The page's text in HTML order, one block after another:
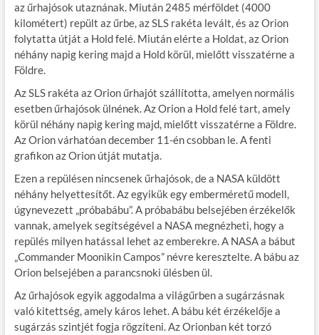
az űrhajósok utaznának. Miután 2485 mérföldet (4000
kilométert) repült az űrbe, az SLS rakéta levált, és az Orion
folytatta útját a Hold felé. Miután elérte a Holdat, az Orion
néhány napig kering majd a Hold körül, mielőtt visszatérne a
Földre.
Az SLS rakéta az Orion űrhajót szállította, amelyen normális
esetben űrhajósok ülnének. Az Orion a Hold felé tart, amely
körül néhány napig kering majd, mielőtt visszatérne a Földre.
Az Orion várhatóan december 11-én csobban le. A fenti
grafikon az Orion útját mutatja.
Ezen a repülésen nincsenek űrhajósok, de a NASA küldött
néhány helyettesítőt. Az egyikük egy emberméretű modell,
úgynevezett „próbabábu”. A próbabábu belsejében érzékelők
vannak, amelyek segítségével a NASA megnézheti, hogy a
repülés milyen hatással lehet az emberekre. A NASA a bábut
„Commander Moonikin Campos” névre keresztelte. A bábu az
Orion belsejében a parancsnoki ülésben ül.
Az űrhajósok egyik aggodalma a világűrben a sugárzásnak
való kitettség, amely káros lehet. A bábu két érzékelője a
sugárzás szintjét fogja rögzíteni. Az Orionban két torzó